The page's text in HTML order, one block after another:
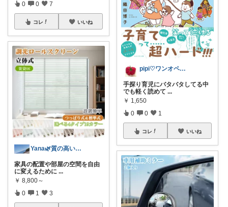
0 0 7
コレ いいね
Yana🌿質の高い暮らしのROOM
家具の配置や部屋の空間を自由
に変えるために ...
￥ 8,800～
0 1 3
pipi♡ワンオペ育児♡時短家事♡犬
手探り育児にバタバタしてる中
でも軽く読めて ...
￥ 1,650
0 0 1
コレ いいね